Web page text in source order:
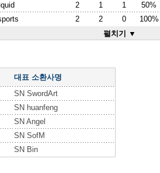
2 1 1 50%
2 2 0 100%
펼치기 ▼
대표 소환사명
SN SwordArt
SN huanfeng
SN Angel
SN SofM
SN Bin